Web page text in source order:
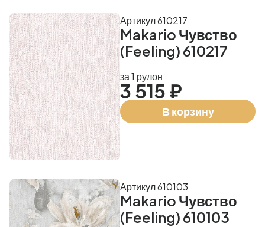
Makario Чувство
(Feeling) 610217
Артикул 610217
за 1 рулон
3 515 ₽
В корзину
Makario Чувство
(Feeling) 610103
Артикул 610103